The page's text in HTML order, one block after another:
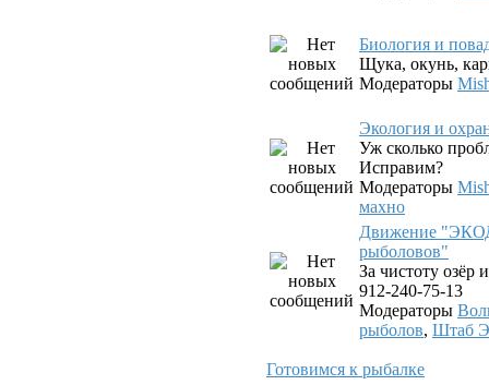
Биология и
Щука, окунь,
Модераторы
Экология и
Уж сколько
Исправим?
Модераторы
махно
Движение
рыболовов"
За чистоту озёр
912-240-75-13
Модераторы
рыболов, Штаб
Готовимся к рыбалке